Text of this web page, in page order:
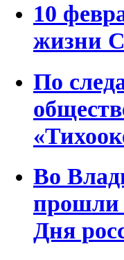
10
жизни
По
Во
прошли
Дня